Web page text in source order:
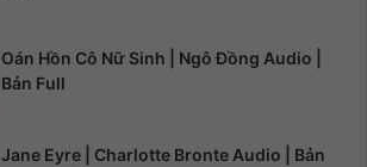
Oán Hồn Cô Nữ Sinh | Ngô Đồng Audio |
Bản Full
Jane Eyre | Charlotte Bronte Audio | Bản